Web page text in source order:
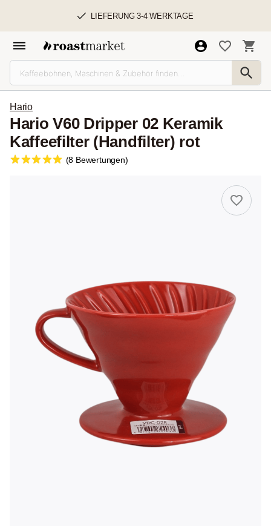
LIEFERUNG 3-4 WERKTAGE
Hario
Hario V60 Dripper 02 Keramik
Kaffeefilter (Handfilter) rot
(8 Bewertungen)